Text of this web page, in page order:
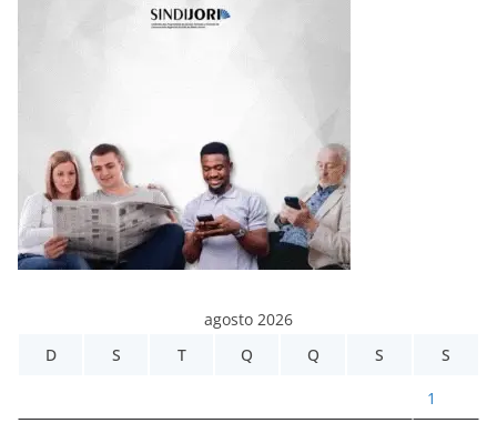
agosto 2026
D
S T Q Q S S
1